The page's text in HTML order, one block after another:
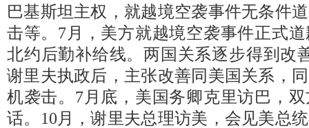
巴基斯坦主权，就越境空袭事件无条件
击等。7月，美方就越境空袭事件正式
北约后勤补给线。两国关系逐步得到改
谢里夫执政后，主张改善同美国关系，
机袭击。7月底，美国务卿克里访巴，
话。10月，谢里夫总理访美，会见美总